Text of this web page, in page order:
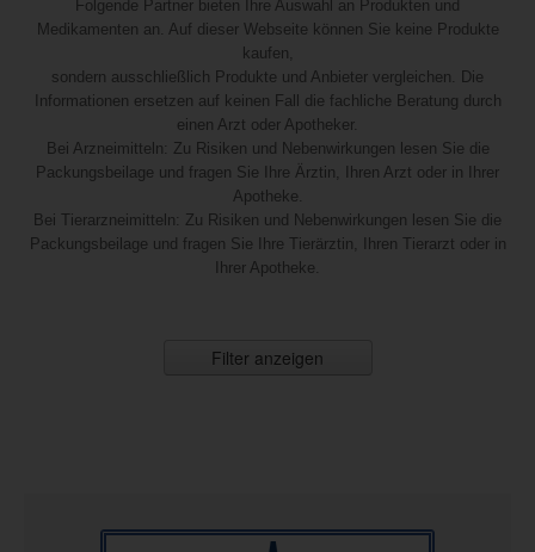
Folgende Partner bieten Ihre Auswahl an Produkten und
Medikamenten an. Auf dieser Webseite können Sie keine Produkte
kaufen,
sondern ausschließlich Produkte und Anbieter vergleichen. Die
Informationen ersetzen auf keinen Fall die fachliche Beratung durch
einen Arzt oder Apotheker.
Bei Arzneimitteln: Zu Risiken und Nebenwirkungen lesen Sie die
Packungsbeilage und fragen Sie Ihre Ärztin, Ihren Arzt oder in Ihrer
Apotheke.
Bei Tierarzneimitteln: Zu Risiken und Nebenwirkungen lesen Sie die
Packungsbeilage und fragen Sie Ihre Tierärztin, Ihren Tierarzt oder in
Ihrer Apotheke.
Filter anzeigen